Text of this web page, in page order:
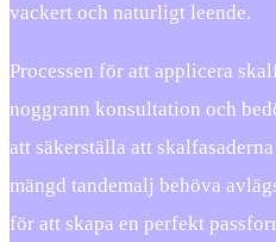
vackert och naturligt leende.
Processen för att applicera
noggrann konsultation och
att säkerställa att
mängd tandemalj behöva
för att skapa en perfekt